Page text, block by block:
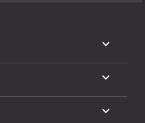


